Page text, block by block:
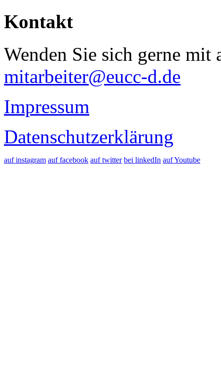
Kontakt
Wenden Sie sich gerne mit
mitarbeiter@eucc-d.de
Impressum
Datenschutzerklärung
auf instagram auf facebook auf twitter bei linkedIn auf Youtube